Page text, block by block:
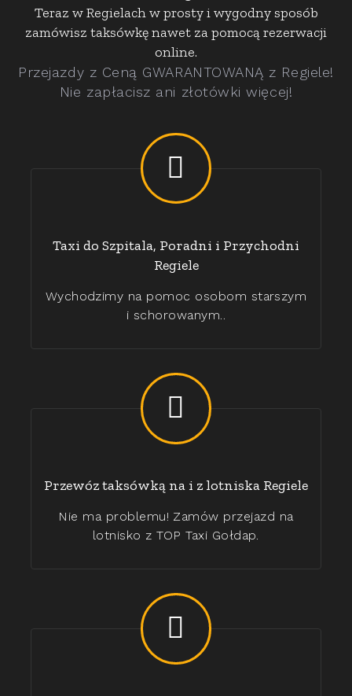
Teraz w Regielach w prosty i wygodny sposób
zamówisz taksówkę nawet za pomocą rezerwacji
online.
Przejazdy z Ceną GWARANTOWANĄ z Regiele!
Nie zapłacisz ani złotówki więcej!
Taxi do Szpitala, Poradni i Przychodni
Regiele
Wychodzimy na pomoc osobom starszym
i schorowanym..
Przewóz taksówką na i z lotniska Regiele
Nie ma problemu! Zamów przejazd na
lotnisko z TOP Taxi Gołdap.